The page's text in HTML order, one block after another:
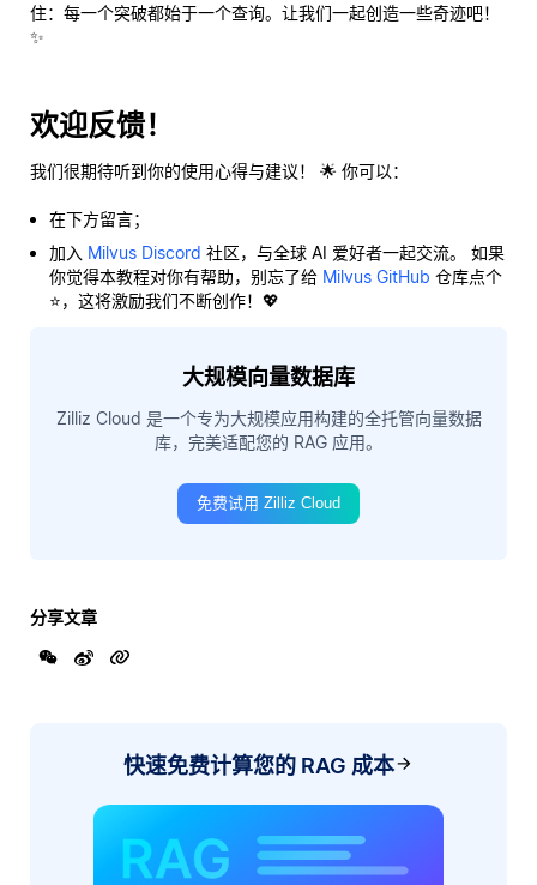
住：每一个突破都始于一个查询。让我们一起创造一些奇迹吧！
✨
欢迎反馈！
我们很期待听到你的使用心得与建议！ 🌟 你可以：
在下方留言；
加入 Milvus Discord 社区，与全球 AI 爱好者一起交流。 如果
你觉得本教程对你有帮助，别忘了给 Milvus GitHub 仓库点个
⭐，这将激励我们不断创作！💖
大规模向量数据库
Zilliz Cloud 是一个专为大规模应用构建的全托管向量数据
库，完美适配您的 RAG 应用。
免费试用 Zilliz Cloud
分享文章
快速免费计算您的 RAG 成本